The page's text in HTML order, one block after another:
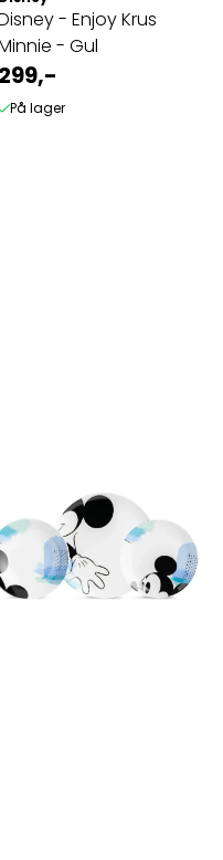
- Enjoy Krus
- Gul
299,-
På lager